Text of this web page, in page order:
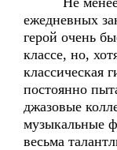
ежедневных
герой очень
классе, но,
классическая
постоянно
джазовые
музыкальные
весьма